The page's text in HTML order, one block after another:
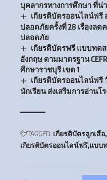
บุคลากรทางการศึกษา ที่น่
เกียรติบัตรออนไลน์ฟรี
ปลอดภัยครั้งที่ 28 เรื่องลด
ปลอดภัย
เกียรติบัตรฟรี แบบทด
อังกฤษ ตามมาตรฐาน
ศึกษาราชบุรี เขต 1
เกียรติบัตรออนไลน์ฟ
นักเรียน ส่งเสริมการอ่านโ
TAGGED: เกียรติบัตรลูกเสือ
เกียรติบัตรออนไลน์ฟรี แบบ